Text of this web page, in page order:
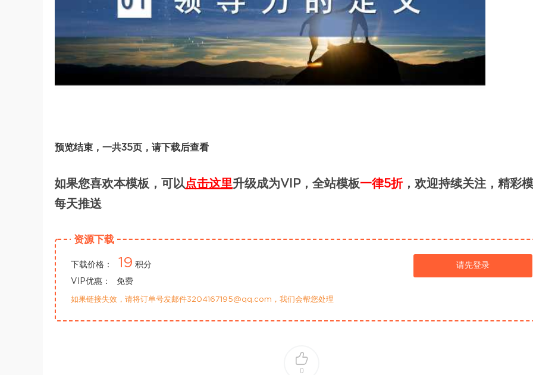
预览结束，一共35页，请下载后查看
如果您喜欢本模板，可以点击这里升级成为VIP，全站模板一律5折，欢迎持续关注，精彩
每天推送
资源下载
下载价格： 19 积分
VIP优惠：
免费
请先登录
如果链接失效，请将订单号发邮件3204167195@qq.com，我们会帮您处理
0